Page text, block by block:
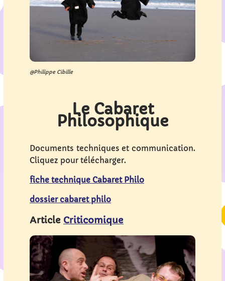
@Philippe Cibille
Le Cabaret
Philosophique
Documents techniques et communication.
Cliquez pour télécharger.
fiche technique Cabaret Philo
dossier cabaret philo
Article Criticomique